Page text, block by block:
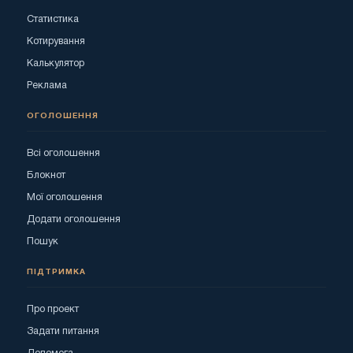
Статистика
Котирування
Калькулятор
Реклама
ОГОЛОШЕННЯ
Всі оголошення
Блокнот
Мої оголошення
Додати оголошення
Пошук
ПІДТРИМКА
Про проект
Задати питання